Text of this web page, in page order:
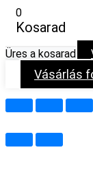
0
Kosarad
Üres a kosarad
Vásárlás